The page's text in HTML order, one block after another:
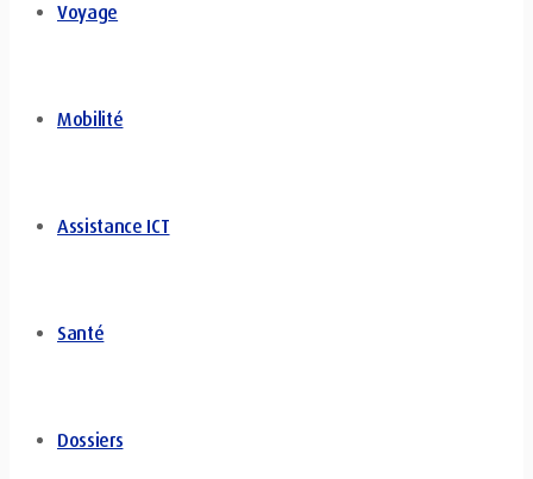
Voyage
Mobilité
Assistance ICT
Santé
Dossiers